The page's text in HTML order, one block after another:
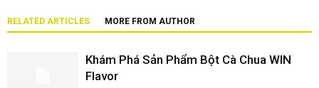
RELATED ARTICLES MORE FROM AUTHOR
Khám Phá Sản Phẩm Bột Cà Chua WIN
Flavor